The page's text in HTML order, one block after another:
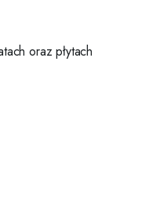
oraz płytach